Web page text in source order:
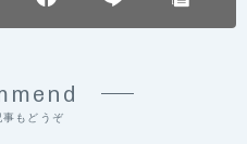
事もどうぞ